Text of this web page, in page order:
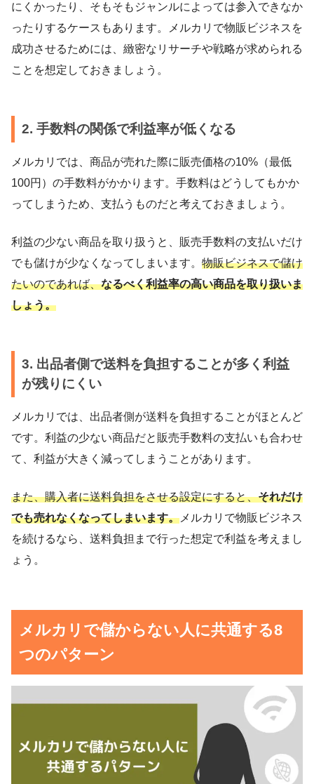
にくかったり、そもそもジャンルによっては参入できなか
ったりするケースもあります。メルカリで物販ビジネスを
成功させるためには、緻密なリサーチや戦略が求められる
ことを想定しておきましょう。
2. 手数料の関係で利益率が低くなる
メルカリでは、商品が売れた際に販売価格の10%（最低
100円）の手数料がかかります。手数料はどうしてもかか
ってしまうため、支払うものだと考えておきましょう。
利益の少ない商品を取り扱うと、販売手数料の支払いだけ
でも儲けが少なくなってしまいます。 物販ビジネスで儲け
たいのであれば、なるべく利益率の高い商品を取り扱いま
しょう。
3. 出品者側で送料を負担することが多く利益
が残りにくい
メルカリでは、出品者側が送料を負担することがほとんど
です。利益の少ない商品だと販売手数料の支払いも合わせ
て、利益が大きく減ってしまうことがあります。
また、購入者に送料負担をさせる設定にすると、それだけ
でも売れなくなってしまいます。 メルカリで物販ビジネス
を続けるなら、送料負担まで行った想定で利益を考えまし
ょう。
メルカリで儲からない人に共通する8
つのパターン